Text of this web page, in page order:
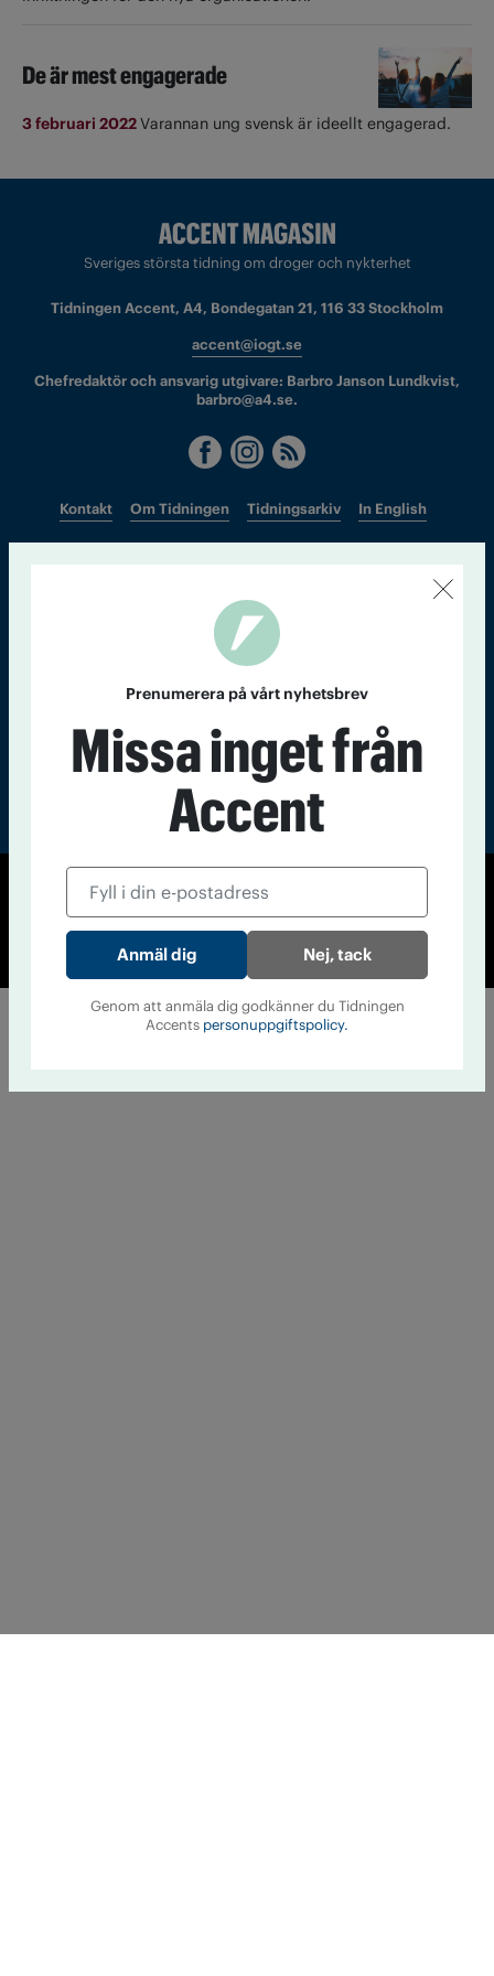
De är mest engagerade
3 februari 2022Varannan ung svensk är ideellt engagerad.
Sveriges största tidning om droger och nykterhet
Tidningen Accent, A4, Bondegatan 21, 116 33 Stockholm
accent@iogt.se
Chefredaktör och ansvarig utgivare: Barbro Janson Lundkvist,
barbro@a4.se.
Kontakt Om Tidningen Tidningsarkiv In English
© Tidningen Accent 2026
Cookiepolicy
Personuppgiftspolicy
Prenumerera på vårt nyhetsbrev
Missa inget från
Accent
Nej, tack
Genom att anmäla dig godkänner du Tidningen
Accents personuppgiftspolicy.